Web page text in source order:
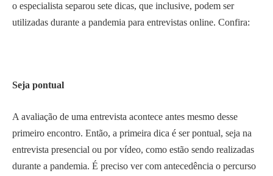
o especialista separou sete dicas, que inclusive, podem ser
utilizadas durante a pandemia para entrevistas online. Confira:
Seja pontual
A avaliação de uma entrevista acontece antes mesmo desse
primeiro encontro. Então, a primeira dica é ser pontual, seja na
entrevista presencial ou por vídeo, como estão sendo realizadas
durante a pandemia. É preciso ver com antecedência o percurso